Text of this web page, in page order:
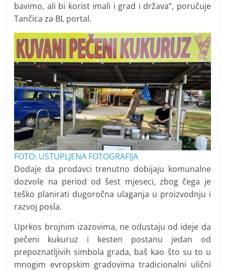
bavimo, ali bi korist imali i grad i država”, poručuje
Tančica za BL portal.
FOTO: USTUPLJENA FOTOGRAFIJA
Dodaje da prodavci trenutno dobijaju komunalne
dozvole na period od šest mjeseci, zbog čega je
teško planirati dugoročna ulaganja u proizvodnju i
razvoj posla.
Uprkos brojnim izazovima, ne odustaju od ideje da
pečeni kukuruz i kesten postanu jedan od
prepoznatljivih simbola grada, baš kao što su to u
mnogim evropskim gradovima tradicionalni ulični